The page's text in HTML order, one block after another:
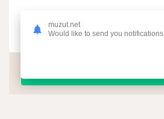
muzut.net
Would like to send you notifications